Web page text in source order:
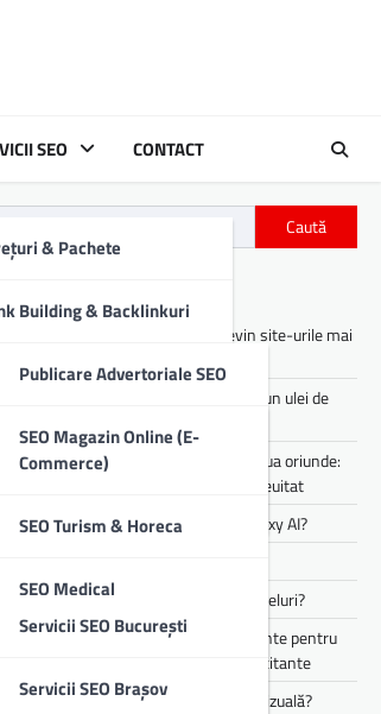
SEO
& Pachete
Building & Backlinkuri
Conținut SEO
Publicare Advertoriale SEO
Comunicate De Presă
SEO Tehnic
SEO Magazin Online (E-
Commerce)
SEO Turism & Horeca
SEO Medical
SEO On-Page
SEO Off-Page
Local
Servicii SEO București
Servicii SEO Brașov
De Caz
CONTACT
Caută
Asistenții digitali cu AI: cum devin site-urile mai
Cum îți afectează motorul mașinii un ulei de
Experiența de party pe care o poți lua oriunde:
sunet portabil pentru vibe-uri de neuitat
Cum lucrezi mai rapid folosind Galaxy AI?
Cum alegi căști pentru muncă și apeluri?
Te simți mereu obosit? Ce suplimente pentru
energie pot ajuta în perioadele solicitante
Cum îți transformă AI experiența vizuală?